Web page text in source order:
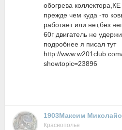
обогрева
прежде чем куда -то
работает или нет,без
60г двигатель не
подробнее я писал тут
http://
showtopic=23896
1903Максим
Краснополье